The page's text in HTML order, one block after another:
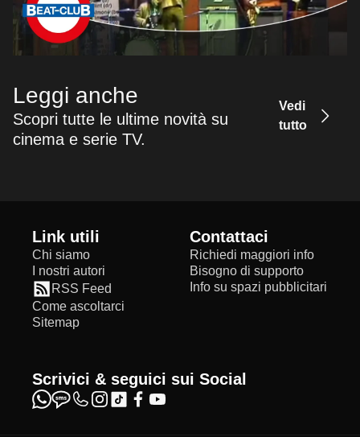
Leggi anche
Scopri tutte le ultime novità su
cinema e serie TV.
Vedi
tutto
Link utili
Chi siamo
I nostri autori
RSS Feed
Come ascoltarci
Sitemap
Contattaci
Richiedi maggiori info
Bisogno di supporto
Info su spazi pubblicitari
Scrivici & seguici sui Social